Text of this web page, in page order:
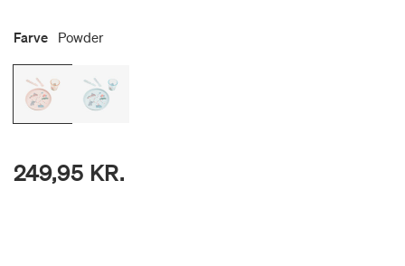
Farve Powder
249,95 KR.